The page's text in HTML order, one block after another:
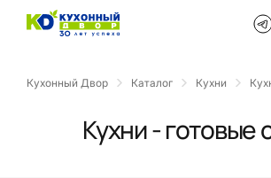
Кухонный Двор Каталог Кухни
Кухни - готовые